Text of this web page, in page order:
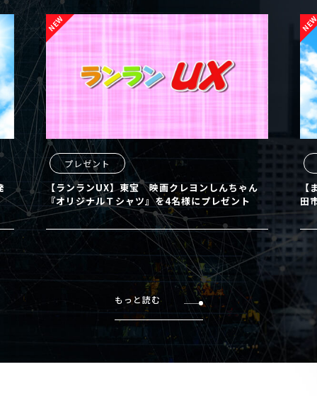
プレゼント
【ランランUX】東宝 映画クレヨンしんちゃん
『オリジナルＴシャツ』を4名様にプレゼント
プ
【まる
田市」
もっと読む